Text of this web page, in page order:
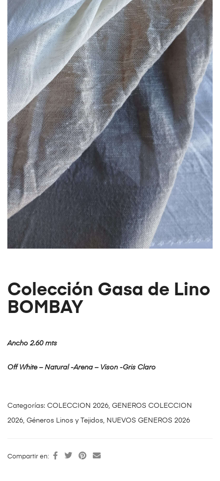
Colección Gasa de Lino
BOMBAY
Ancho 2.60 mts
Off White – Natural -Arena – Vison -Gris Claro
Categorías: COLECCION 2026, GENEROS COLECCION
2026, Géneros Linos y Tejidos, NUEVOS GENEROS 2026
Compartir en: